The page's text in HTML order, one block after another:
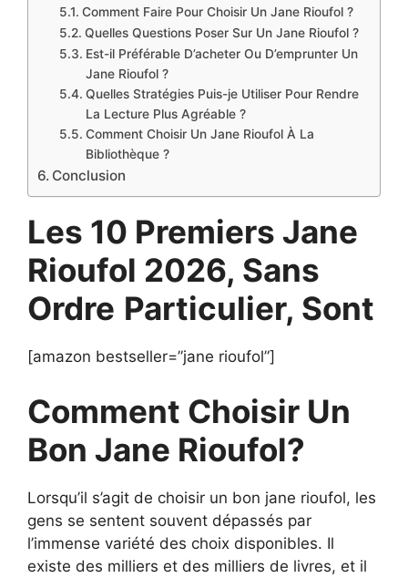
Comment Faire Pour Choisir Un Jane Rioufol ?
Quelles Questions Poser Sur Un Jane Rioufol ?
Est-il Préférable D’acheter Ou D’emprunter Un
Jane Rioufol ?
Quelles Stratégies Puis-je Utiliser Pour Rendre
La Lecture Plus Agréable ?
Comment Choisir Un Jane Rioufol À La
Bibliothèque ?
Conclusion
Les 10 Premiers Jane
Rioufol 2026, Sans
Ordre Particulier, Sont
[amazon bestseller=”jane rioufol”]
Comment Choisir Un
Bon Jane Rioufol?
Lorsqu’il s’agit de choisir un bon jane rioufol, les
gens se sentent souvent dépassés par
l’immense variété des choix disponibles. Il
existe des milliers et des milliers de livres, et il